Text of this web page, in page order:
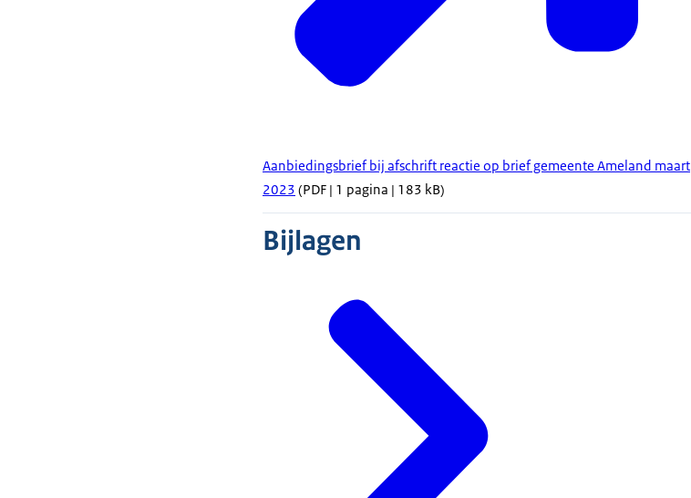
Aanbiedingsbrief bij afschrift reactie op brief gemeente Ameland maart
2023 (PDF | 1 pagina | 183 kB)
Bijlagen